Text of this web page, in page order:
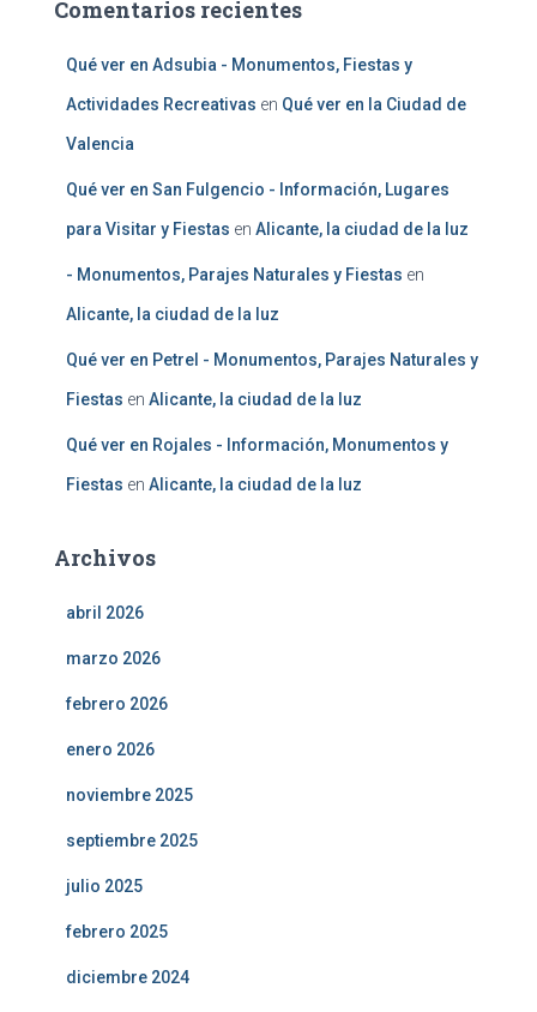
Comentarios recientes
Qué ver en Adsubia - Monumentos, Fiestas y
Actividades Recreativas en Qué ver en la Ciudad de
Valencia
Qué ver en San Fulgencio - Información, Lugares
para Visitar y Fiestas en Alicante, la ciudad de la luz
- Monumentos, Parajes Naturales y Fiestas en
Alicante, la ciudad de la luz
Qué ver en Petrel - Monumentos, Parajes Naturales y
Fiestas en Alicante, la ciudad de la luz
Qué ver en Rojales - Información, Monumentos y
Fiestas en Alicante, la ciudad de la luz
Archivos
abril 2026
marzo 2026
febrero 2026
enero 2026
noviembre 2025
septiembre 2025
julio 2025
febrero 2025
diciembre 2024